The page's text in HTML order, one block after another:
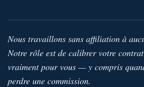
Nous travaillons sans affiliation à
Notre rôle est de calibrer votre
vraiment pour vous — y compris
perdre une commission.